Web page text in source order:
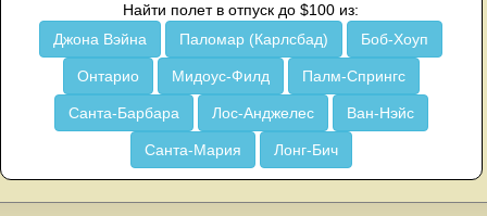
Найти полет в отпуск до $100 из:
Джона Вэйна
Паломар (Карлсбад) Боб-Хоуп
Онтарио Мидоус-Филд Палм-Спрингс
Санта-Барбара Лос-Анджелес Ван-Нэйс
Санта-Мария Лонг-Бич